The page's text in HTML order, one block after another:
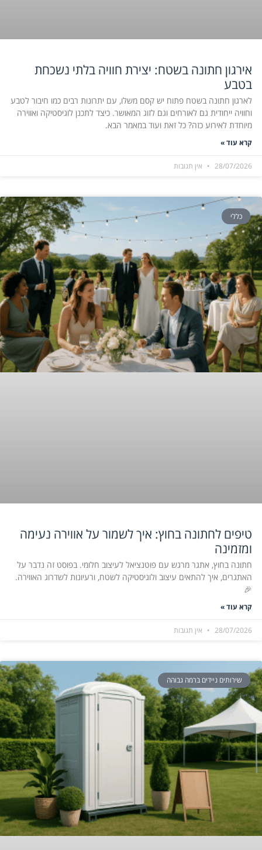
אירגון חתונה בשטח: יצירת חוויה בלתי נשכחת
בטבע
לארגון חתונה בשטח פתוח יש קסם משלו, עם יתרונות רבים כמו חיבור לטבע
וחוויה ייחודית גם לאורחים וגם לזוג המאושר. כיצד לתכנן לוגיסטיקה ואווירה
מיוחדת לאירוע כזה? כל זאת ועוד במאמר הבא.
קרא עוד »
28/07/2026 אין תגובות
כללי
טיפים לחתונה בחוץ: איך לשמור על אווירה נעימה
ומזמינה
חתונה בחוץ, אתגר מרגש עם פוטנציאל לעיצוב חלומי. בפוסט זה נדבר על
האתגרים, איך להתאים עיצוב ולוגיסטיקה לשטח, ורעיונות לשדרוג האווירה.
🎉
קרא עוד »
28/07/2026 אין תגובות
שירותים ניידים ברמה גבוהה